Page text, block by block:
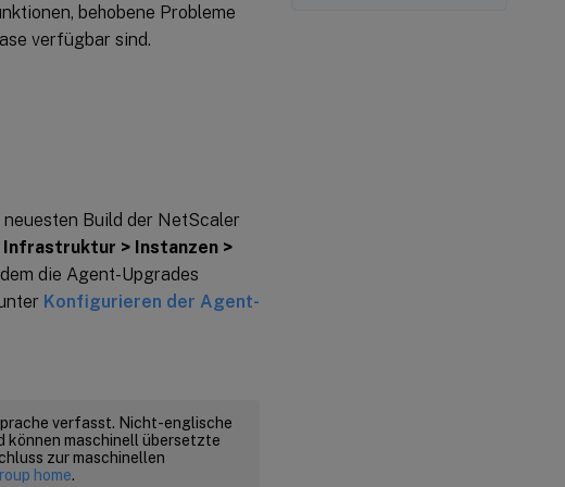
behobene Probleme
verfügbar sind.
Build der NetScaler
Infrastruktur > Instanzen >
die Agent-Upgrades
Konfigurieren der Agent-
verfasst. Nicht-englische
können maschinell übersetzte
zur maschinellen
home.